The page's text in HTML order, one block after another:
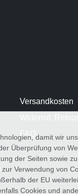
Versandkosten
FAQ damit wir
Überprüfung von
der Seiten sowie zu
Verwendung von
der EU
Cookies und